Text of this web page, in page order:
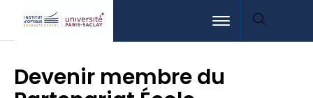
contenu
menu
la
Toggle navigation
Devenir membre du